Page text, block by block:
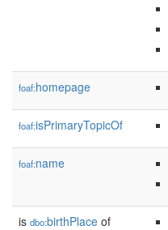
foaf:homepage
foaf:isPrimaryTopicOf
foaf:name
is dbo:birthPlace of